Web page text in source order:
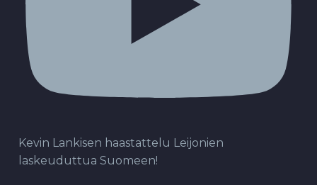
Kevin Lankisen haastattelu Leijonien
laskeuduttua Suomeen!